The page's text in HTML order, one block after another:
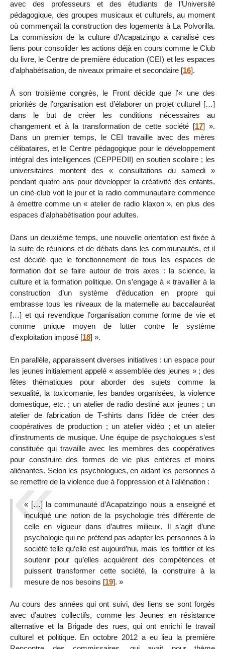
avec des professeurs et des étudiants de l’Université
pédagogique, des groupes musicaux et culturels, au moment
où commençait la construction des logements à La Polvorilla.
La commission de la culture d’Acapatzingo a canalisé ces
liens pour consolider les actions déjà en cours comme le Club
du livre, le Centre de première éducation (CEI) et les espaces
d’alphabétisation, de niveaux primaire et secondaire [16].
À son troisième congrès, le Front décide que l’« une des
priorités de l’organisation est d’élaborer un projet culturel […]
dans le but de créer les conditions nécessaires au
changement et à la transformation de cette société [17] ».
Dans un premier temps, le CEI travaille avec des mères
célibataires, et le Centre pédagogique pour le développement
intégral des intelligences (CEPPEDII) en soutien scolaire ; les
universitaires montent des « consultations du samedi »
pendant quatre ans pour développer la créativité des enfants,
un ciné-club voit le jour et la radio communautaire commence
à émettre comme un « atelier de radio klaxon », en plus des
espaces d’alphabétisation pour adultes.
Dans un deuxième temps, une nouvelle orientation est fixée à
la suite de réunions et de débats dans les communautés, et il
est décidé que le fonctionnement de tous les espaces de
formation doit se faire autour de trois axes : la science, la
culture et la formation politique. On s’engage à « travailler à la
construction d’un système d’éducation en propre qui
embrasse tous les niveaux de la maternelle au baccalauréat
[…] et qui revendique l’organisation comme forme de vie et
comme unique moyen de lutter contre le système
d’exploitation imposé [18] ».
En parallèle, apparaissent diverses initiatives : un espace pour
les jeunes initialement appelé « assemblée des jeunes » ; des
fêtes thématiques pour aborder des sujets comme la
sexualité, la toxicomanie, les bandes organisées, la violence
domestique, etc. ; un atelier de radio destiné aux jeunes ; un
atelier de fabrication de T-shirts dans l’idée de créer des
coopératives de production ; un atelier vidéo ; et un atelier
d’instruments de musique. Une équipe de psychologues s’est
constituée qui travaille avec les membres des coopératives
pour construire des formes de vie plus entières et moins
aliénantes. Selon les psychologues, en aidant les personnes à
se remettre de la violence due à l’oppression et à l’aliénation :
« […] la communauté d’Acapatzingo nous a enseigné et
inculqué une notion de la psychologie très différente de
celle en vigueur dans d’autres milieux. Il s’agit d’une
psychologie qui ne prétend pas adapter les personnes à la
société telle qu’elle est aujourd’hui, mais les fortifier et les
soutenir pour qu’elles acquièrent des compétences et
puissent transformer cette société, la construire à la
mesure de nos besoins [19]. »
Au cours des années qui ont suivi, des liens se sont forgés
avec d’autres collectifs, comme les Jeunes en résistance
alternative et la Brigade des rues, qui ont enrichi le travail
culturel et politique. En octobre 2012 a eu lieu la première